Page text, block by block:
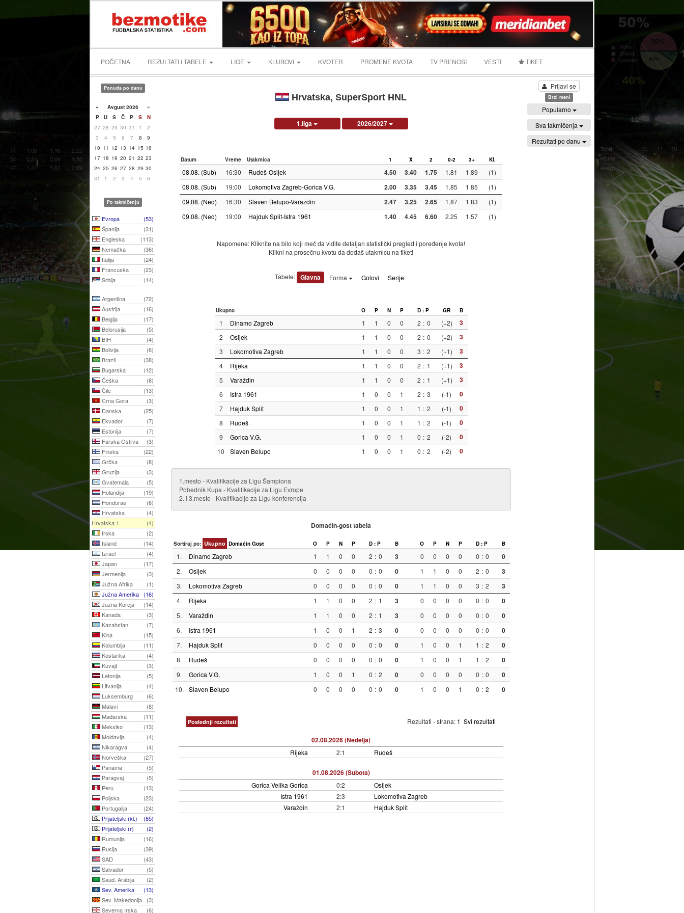
POČETNA REZULTATI I TABELE LIGE KLUBOVI KVOTER PROMENE KVOTA TV PRENOSI VESTI TIKET
Ponuda po danu
« Avgust 2026
»
P
U S Č P S
N
27 28 29 30 31 1
2
3
4 5 6 7 8
9
10 11 12 13 14 15 16
17 18 19 20 21 22 23
24 25 26 27 28 29 30
31
1 2 3 4 5 6
Po takmičenju
Evropa
(53)
Španija
(31)
Engleska
(113)
Nemačka
(36)
Italija
(24)
Francuska
(23)
Srbija
(14)
Argentina
(72)
Austrija
(16)
Belgija
(17)
Belorusija
(5)
BIH
(4)
Bolivija
(6)
Brazil
(38)
Bugarska
(12)
Češka
(8)
Čile
(13)
Crna Gora
(3)
Danska
(25)
Ekvador
(7)
Estonija
(7)
Farska Ostrva
(3)
Finska
(22)
Grčka
(8)
Gruzija
(3)
Gvatemala
(5)
Holandija
(19)
Honduras
(6)
Hrvatska
(4)
Hrvatska 1
(4)
Irska
(2)
Island
(14)
Izrael
(4)
Japan
(17)
Jermenija
(3)
Južna Afrika
(1)
Južna Amerika (16)
Južna Koreja
(14)
Kanada
(3)
Kazahstan
(7)
Kina
(15)
Kolumbija
(11)
Kostarika
(4)
Kuvajt
(3)
Letonija
(5)
Litvanija
(4)
Luksemburg
(6)
Malavi
(8)
Mađarska
(11)
Meksiko
(13)
Moldavija
(4)
Nikaragva
(4)
Norveška
(27)
Panama
(5)
Paragvaj
(5)
Peru
(13)
Poljska
(23)
Portugalija
(24)
Prijateljski (kl.)
(85)
Prijateljski (r)
(2)
Rumunija
(16)
Rusija
(39)
SAD
(43)
Salvador
(5)
Saud. Arabija
(2)
Sev. Amerika
(13)
Sev. Makedonija
(3)
Severna Irska
(6)
Hrvatska, SuperSport HNL
1.liga 2026/2027
Datum Vreme Utakmica 1 X 2 0-2 3+ Kl.
08.08. (Sub) 16:30 Rudeš-Osijek 4.50 3.40 1.75 1.81 1.89
(1)
08.08. (Sub)
19:00 Lokomotiva Zagreb-Gorica V.G. 2.00 3.35 3.45 1.85 1.85
(1)
09.08. (Ned)
16:30 Slaven Belupo-Varaždin 2.47 3.25 2.65 1.87 1.83
(1)
09.08. (Ned)
19:00 Hajduk Split-Istra 1961 1.40 4.45 6.60 2.25 1.57 (1)
Napomene: Kliknite na bilo koji meč da vidite detaljan statistički pregled i poređenje kvota!
Klikni na prosečnu kvotu da dodaš utakmicu na tiket!
Tabele: Glavna Forma Golovi Serije
Ukupno O P N P D : P GR B
1 Dinamo Zagreb 1 1 0 0 2 : 0 (+2) 3
2 Osijek 1 1 0 0 2 : 0 (+2) 3
3 Lokomotiva Zagreb 1 1 0 0 3 : 2 (+1) 3
4 Rijeka 1 1 0 0 2 : 1 (+1) 3
5 Varaždin 1 1 0 0 2 : 1 (+1) 3
6 Istra 1961 1 0 0 1 2 : 3 (-1) 0
7 Hajduk Split 1 0 0 1 1 : 2 (-1) 0
8 Rudeš 1 0 0 1 1 : 2 (-1) 0
9 Gorica V.G. 1 0 0 1 0 : 2 (-2) 0
10 Slaven Belupo 1 0 0 1 0 : 2 (-2) 0
1.mesto - Kvalifikacije za Ligu Šampiona
Pobednik Kupa - Kvalifikacije za Ligu Evrope
2. i 3.mesto - Kvalifikacije za Ligu konferencija
Domaćin-gost tabela
Sortiraj po: Ukupno Domaćin Gost O P N P D : P B O P N P D : P B
1. Dinamo Zagreb 1 1 0 0 2 : 0 3 0 0 0 0 0 : 0 0
2. Osijek 0 0 0 0 0 : 0 0 1 1 0 0 2 : 0 3
3. Lokomotiva Zagreb 0 0 0 0 0 : 0 0 1 1 0 0 3 : 2 3
4. Rijeka 1 1 0 0 2 : 1 3 0 0 0 0 0 : 0 0
5. Varaždin 1 1 0 0 2 : 1 3 0 0 0 0 0 : 0 0
6. Istra 1961 1 0 0 1 2 : 3 0 0 0 0 0 0 : 0 0
7. Hajduk Split 0 0 0 0 0 : 0 0 1 0 0 1 1 : 2 0
8. Rudeš 0 0 0 0 0 : 0 0 1 0 0 1 1 : 2 0
9. Gorica V.G. 1 0 0 1 0 : 2 0 0 0 0 0 0 : 0 0
10. Slaven Belupo 0 0 0 0 0 : 0 0 1 0 0 1 0 : 2 0
Poslednji rezultati Rezultati - strana: 1 Svi rezultati
02.08.2026 (Nedelja)
Rijeka 2:1 Rudeš
01.08.2026 (Subota)
Gorica Velika Gorica 0:2
Osijek
Istra 1961
2:3
Lokomotiva Zagreb
Varaždin
2:1 Hajduk Split
Prijavi se
Brzi meni
Popularno
Sva takmičenja
Rezultati po danu